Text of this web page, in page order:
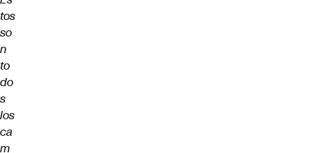
tos
so
n
to
do
s
los
ca
m